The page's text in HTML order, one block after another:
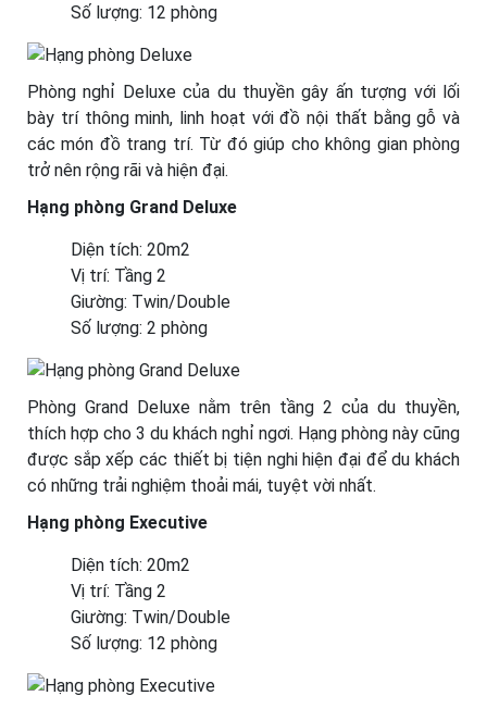
Số lượng: 12 phòng
Phòng nghỉ Deluxe của du thuyền gây ấn tượng với lối
bày trí thông minh, linh hoạt với đồ nội thất bằng gỗ và
các món đồ trang trí. Từ đó giúp cho không gian phòng
trở nên rộng rãi và hiện đại.
Hạng phòng Grand Deluxe
Diện tích: 20m2
Vị trí: Tầng 2
Giường: Twin/Double
Số lượng: 2 phòng
Phòng Grand Deluxe nằm trên tầng 2 của du thuyền,
thích hợp cho 3 du khách nghỉ ngơi. Hạng phòng này cũng
được sắp xếp các thiết bị tiện nghi hiện đại để du khách
có những trải nghiệm thoải mái, tuyệt vời nhất.
Hạng phòng Executive
Diện tích: 20m2
Vị trí: Tầng 2
Giường: Twin/Double
Số lượng: 12 phòng